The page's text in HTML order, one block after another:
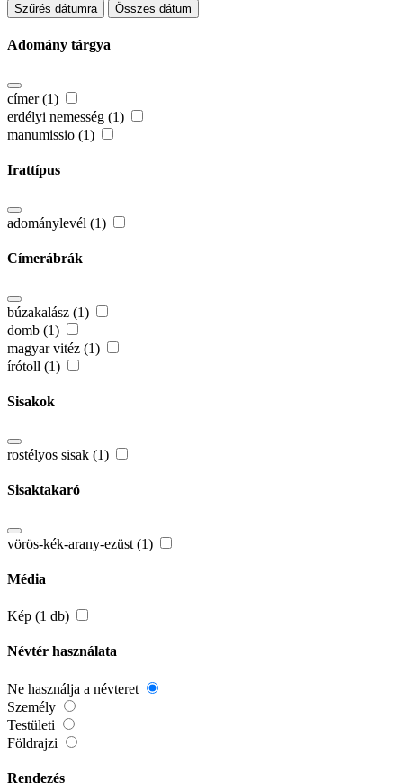
Szűrés dátumra Összes dátum
Adomány tárgya
címer (1)
erdélyi nemesség (1)
manumissio (1)
Irattípus
adománylevél (1)
Címerábrák
búzakalász (1)
domb (1)
magyar vitéz (1)
írótoll (1)
Sisakok
rostélyos sisak (1)
Sisaktakaró
vörös-kék-arany-ezüst (1)
Média
Kép (1 db)
Névtér használata
Ne használja a névteret
Személy
Testületi
Földrajzi
Rendezés